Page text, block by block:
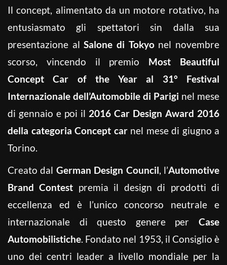
Il concept, alimentato da un motore rotativo, ha
entusiasmato gli spettatori sin dalla sua
presentazione alSalone di Tokyonel novembre
scorso, vincendo il premio Most Beautiful
Concept Car of the Year al 31° Festival
Internazionale dell’Automobile di Parigi nel mese
di gennaio e poi il 2016 Car Design Award 2016
della categoria Concept car nel mese di giugno a
Torino.
Creato dal German Design Council, l’Automotive
Brand Contest premia il design di prodotti di
eccellenza ed è l’unico concorso neutrale e
internazionale di questo genere per Case
Automobilistiche. Fondato nel 1953, il Consiglio è
uno dei centri leader a livello mondiale per la